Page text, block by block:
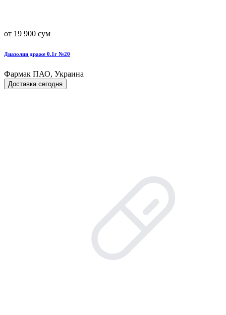
от 19 900 сум
Диазолин драже 0.1г №20
Фармак ПАО, Украина
Доставка сегодня